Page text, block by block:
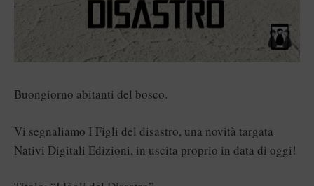
Buongiorno abitanti del bosco.
Vi segnaliamo I Figli del disastro, una novità targata
Nativi Digitali Edizioni, in uscita proprio in data di oggi!